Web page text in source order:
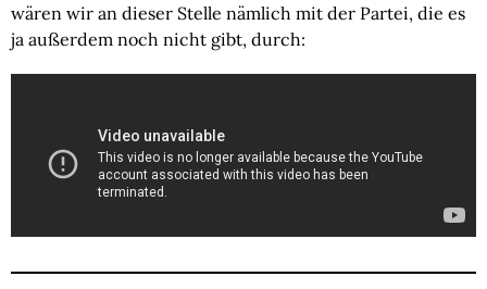
wären wir an dieser Stelle nämlich mit der Partei, die es
ja außerdem noch nicht gibt, durch: